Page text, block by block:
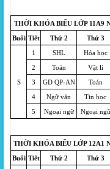
THỜI KHÓA BIỂU LỚP 11A9
Buổi Tiết Thứ 2 Thứ 3
S
1 SHL Hóa học
2
Toán Vật lí
3
GD QP-AN Toán
4
Ngữ văn Tin học
5
Ngoại ngữ Ngoại ngữ
THỜI KHÓA BIỂU LỚP 12A1
Buổi Tiết Thứ 2 Thứ 3